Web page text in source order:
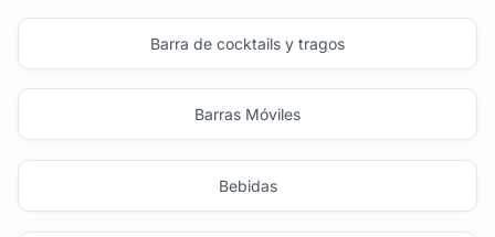
Barra de cocktails y tragos
Barras Móviles
Bebidas